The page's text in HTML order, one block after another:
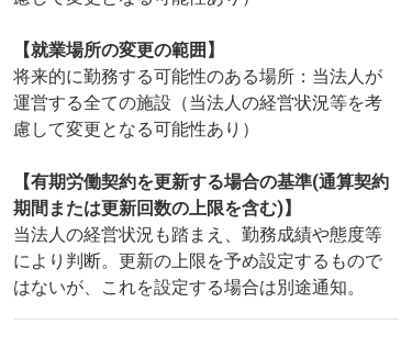
【就業場所の変更の範囲】
将来的に勤務する可能性のある場所：当法人が
運営する全ての施設（当法人の経営状況等を考
慮して変更となる可能性あり）
【有期労働契約を更新する場合の基準(通算契約
期間または更新回数の上限を含む)】
当法人の経営状況も踏まえ、勤務成績や態度等
により判断。更新の上限を予め設定するもので
はないが、これを設定する場合は別途通知。